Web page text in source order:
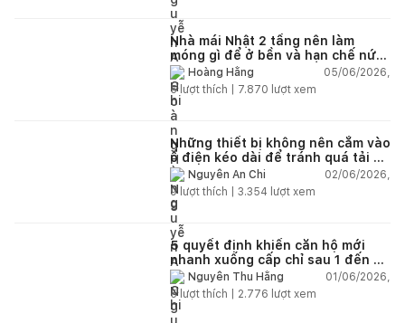
Nhà mái Nhật 2 tầng nên làm
móng gì để ở bền và hạn chế nứt
lún?Hoàng Hằng
05/06/2026,
5lượt thích | 7.870 lượt xem
Những thiết bị không nên cắm vào
ổ điện kéo dài để tránh quá tải và
chập cháy trong nhà
Nguyễn An Chi
02/06/2026,
9lượt thích | 3.354 lượt xem
5 quyết định khiến căn hộ mới
nhanh xuống cấp chỉ sau 1 đến 2
nămNguyễn Thu Hằng
01/06/2026,
5lượt thích | 2.776 lượt xem